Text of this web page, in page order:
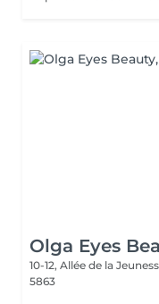
Olga Eyes
10-12, Allée de la
5863